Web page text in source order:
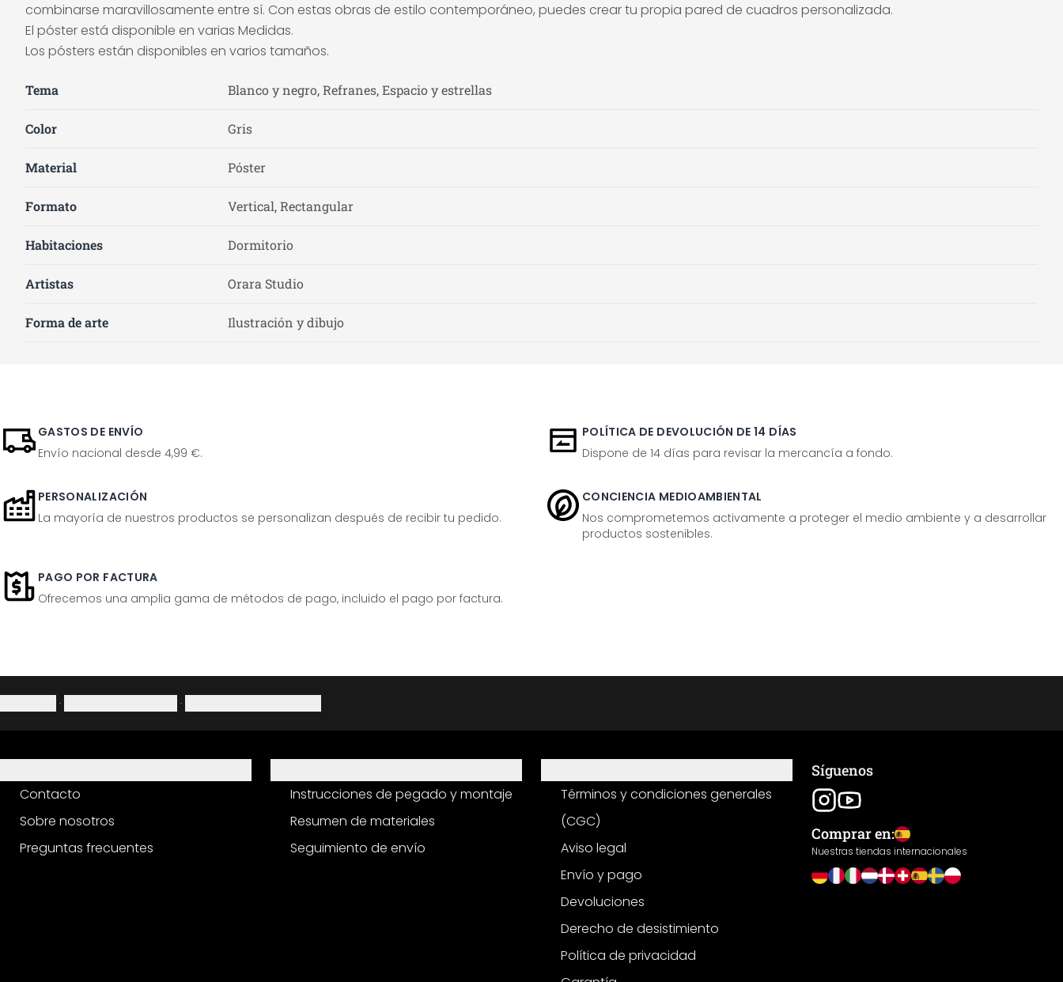
combinarse maravillosamente entre sí. Con estas obras de estilo contemporáneo, puedes crear tu propia pared de cuadros personalizada.
El póster está disponible en varias Medidas.
Los pósters están disponibles en varios tamaños.
Tema Blanco y negro, Refranes, Espacio y estrellas
Color Gris
Material Póster
Formato Vertical, Rectangular
Habitaciones Dormitorio
Artistas Orara Studio
Forma de arte Ilustración y dibujo
GASTOS DE ENVÍO
Envío nacional desde 4,99 €.
POLÍTICA DE DEVOLUCIÓN DE 14 DÍAS
Dispone de 14 días para revisar la mercancía a fondo.
PERSONALIZACIÓN
La mayoría de nuestros productos se personalizan después de recibir tu pedido.
CONCIENCIA MEDIOAMBIENTAL
Nos comprometemos activamente a proteger el medio ambiente y a desarrollar
productos sostenibles.
PAGO POR FACTURA
Ofrecemos una amplia gama de métodos de pago, incluido el pago por factura.
· ·
Contacto
Sobre nosotros
Preguntas frecuentes
Instrucciones de pegado y montaje
Resumen de materiales
Seguimiento de envío
Términos y condiciones generales
(CGC)
Aviso legal
Envío y pago
Devoluciones
Derecho de desistimiento
Política de privacidad
Síguenos
Comprar en:
Nuestras tiendas internacionales